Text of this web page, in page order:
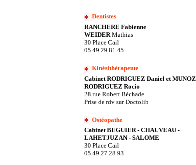
Dentistes
RANCHERE Fabienne
WEIDERMathias
30 Place Cail
05 49 29 81 45
Kinésithérapeute
Cabinet RODRIGUEZ Daniel et MUNOZ
RODRIGUEZ Rocio
28 rue Robert Béchade
Prise de rdv sur Doctolib
Ostéopathe
Cabinet BEGUIER - CHAUVEAU -
LAHETJUZAN - SALOME
30 Place Cail
05 49 27 28 93